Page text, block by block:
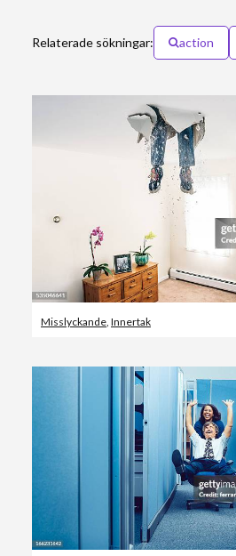
Relaterade sökningar: action
Misslyckande, Innertak